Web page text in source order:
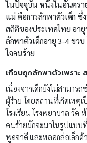
ในปัจจุบัน หนึ่งในอันตร
แม่ คือการลักพาตัวเด็ก
สถิติของประเทศไทย อา
ลักพาตัวเด็กอายุ 3-4 ขวบ
ใจคนร้าย
เกือบถูกลักพาตัวเพราะ
เนื่องจากเด็กยังไม่สามาร
ผู้ร้าย โดยสถานที่เกิดเห
โรงเรียน โรงพยาบาล วั
คนร้ายมักจะมาในรูปแบบ
พูดจาดี และหลอกล่อเด็ก